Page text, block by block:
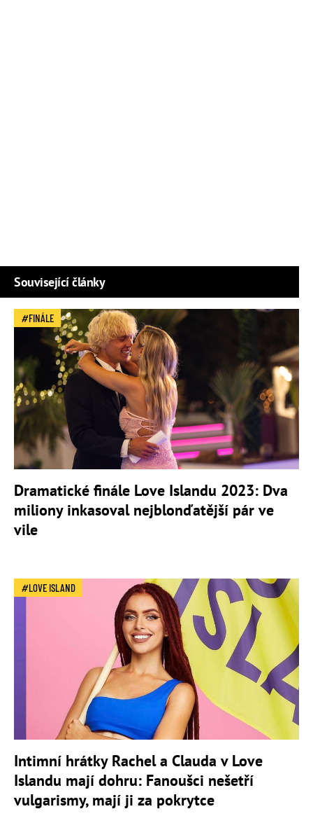
Související články
FINÁLE
Dramatické finále Love Islandu 2023: Dva
miliony inkasoval nejblonďatější pár ve
vile
LOVE ISLAND
Intimní hrátky Rachel a Clauda v Love
Islandu mají dohru: Fanoušci nešetří
vulgarismy, mají ji za pokrytce